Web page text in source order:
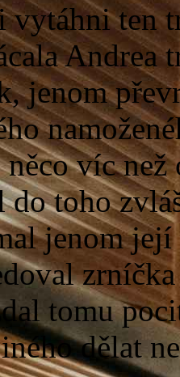
vytáhni
Andrea
jenom
víc než
do toho
jenom
tomu
dělat